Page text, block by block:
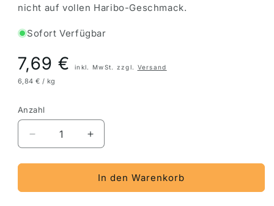
nicht auf vollen Haribo-Geschmack.
Sofort Verfügbar
Preis
7,69 €inkl. MwSt. zzgl. Versand
6,84 € / kg
Anzahl
Verringere
die
Menge
Haribo
Erhöhe
die
Menge
für
Haribo
In den Warenkorb